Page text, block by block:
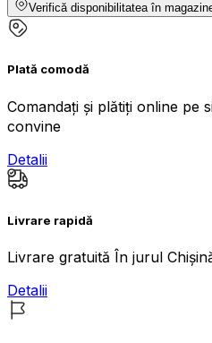
Verifică disponibilitatea în
Plată comodă
Comandați și plătiți online pe
convine
Detalii
Livrare rapidă
Livrare gratuită În jurul
Detalii